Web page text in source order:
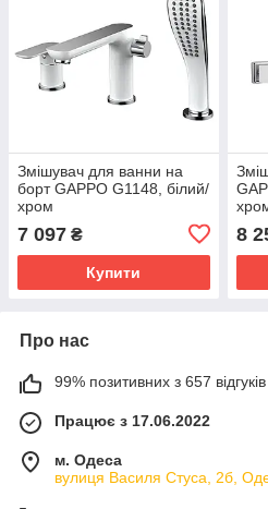
Змішувач для ванни на
борт GAPPO G1148, білий/
хром
7 097 ₴
Купити
8
Про нас
99% позитивних з 657 відгуків
Працює з 17.06.2022
м. Одеса
вулиця Василя Стуса, 2б,